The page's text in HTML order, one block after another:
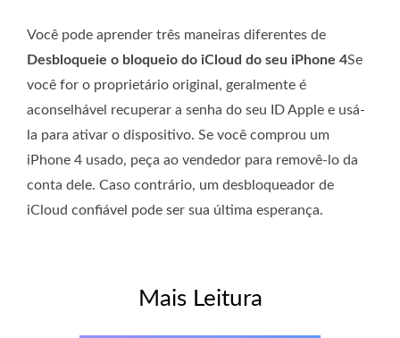
Você pode aprender três maneiras diferentes de
Desbloqueie o bloqueio do iCloud do seu iPhone 4Se
você for o proprietário original, geralmente é
aconselhável recuperar a senha do seu ID Apple e usá-
la para ativar o dispositivo. Se você comprou um
iPhone 4 usado, peça ao vendedor para removê-lo da
conta dele. Caso contrário, um desbloqueador de
iCloud confiável pode ser sua última esperança.
Mais Leitura